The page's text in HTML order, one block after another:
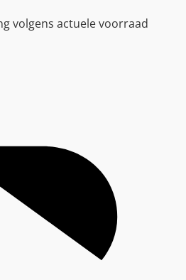
volgens actuele voorraad